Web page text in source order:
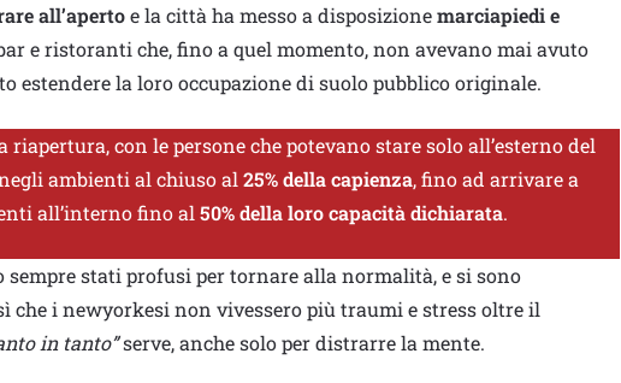
all’apertoe la città ha messo a disposizionemarciapiedi e
e ristoranti che, fino a quel momento, non avevano mai avuto
estendere la loro occupazione di suolo pubblico originale.
riapertura, con le persone che potevano stare solo all’esterno del
ambienti al chiuso al 25% della capienza, fino ad arrivare a
all’interno fino al 50% della loro capacità dichiarata.
sempre stati profusi per tornare alla normalità, e si sono
che i newyorkesi non vivessero più traumi e stress oltre il
in tanto”serve, anche solo per distrarre la mente.